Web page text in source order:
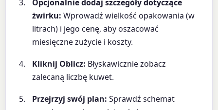
Opcjonalnie dodaj szczegóły dotyczące
żwirku: Wprowadź wielkość opakowania (w
litrach) i jego cenę, aby oszacować
miesięczne zużycie i koszty.
Kliknij Oblicz: Błyskawicznie zobacz
zalecaną liczbę kuwet.
Przejrzyj swój plan: Sprawdź schemat